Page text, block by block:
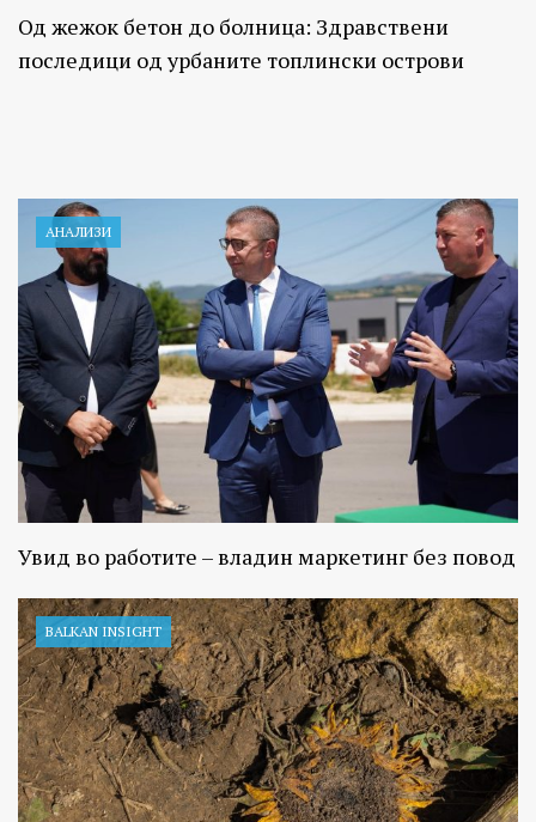
Од жежок бетон до болница: Здравствени
последици од урбаните топлински острови
АНАЛИЗИ
Увид во работите – владин маркетинг без повод
BALKAN INSIGHT